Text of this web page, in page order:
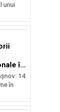
unui
în
14
în